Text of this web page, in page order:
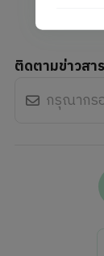
ติดตามข่าวสาร